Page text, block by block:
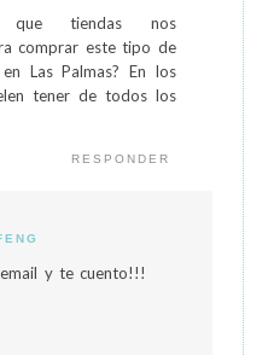
que tiendas nos
comprar este tipo de
Las Palmas? En los
tener de todos los
RESPONDER
y te cuento!!!